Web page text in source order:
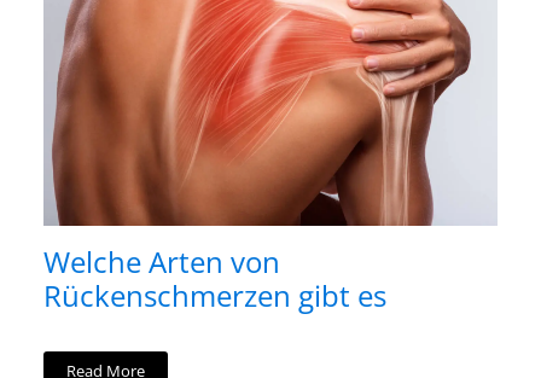
Welche Arten von
Rückenschmerzen gibt es
Read More